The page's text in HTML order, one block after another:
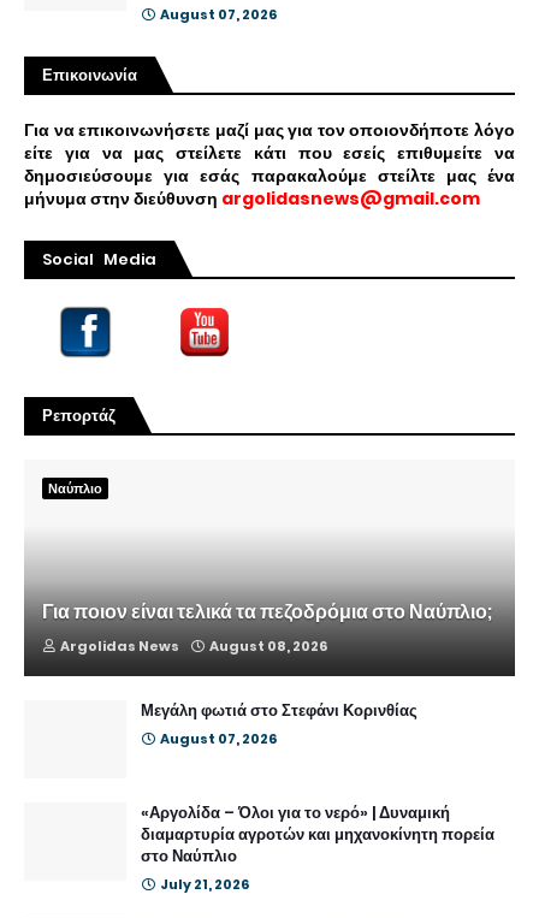
August 07, 2026
Επικοινωνία
Για να επικοινωνήσετε μαζί μας για τον οποιονδήποτε λόγο
είτε για να μας στείλετε κάτι που εσείς επιθυμείτε να
δημοσιεύσουμε για εσάς παρακαλούμε στείλτε μας ένα
μήνυμα στην διεύθυνση argolidasnews@gmail.com
Social Media
Ρεπορτάζ
Ναύπλιο
Για ποιον είναι τελικά τα πεζοδρόμια στο Ναύπλιο;
Argolidas News August 08, 2026
Μεγάλη φωτιά στο Στεφάνι Κορινθίας
August 07, 2026
«Αργολίδα – Όλοι για το νερό» | Δυναμική
διαμαρτυρία αγροτών και μηχανοκίνητη πορεία
στο Ναύπλιο
July 21, 2026